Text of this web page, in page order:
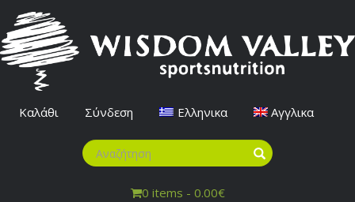
Καλάθι Σύνδεση Ελληνικα Αγγλικα
0 items - 0.00€